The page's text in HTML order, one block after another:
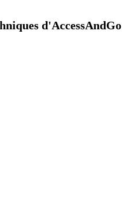
d'AccessAndGo